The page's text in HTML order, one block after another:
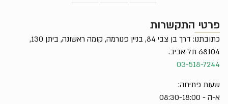
פרטי התקשרות
כתובתנו: דרך בן צבי 84, בניין פנורמה, קומה ראשונה, ביתן 130,
68104 תל אביב.
03-518-7244
שעות פתיחה:
א-ה - 08:30-18:00